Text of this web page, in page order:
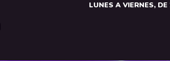
LUNES A VIERNES,